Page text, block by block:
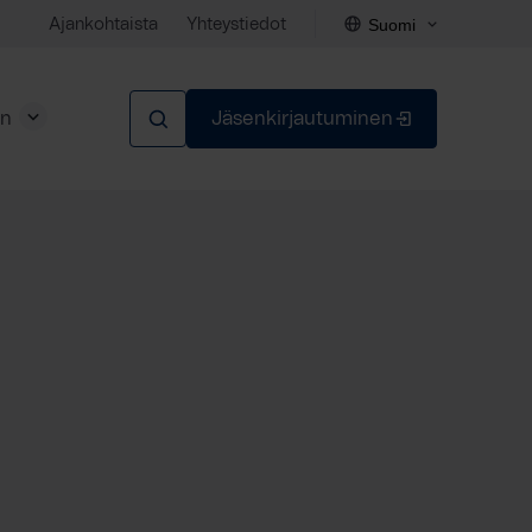
Ajankohtaista Yhteystiedot Suomi
Jäsenkirjautuminen